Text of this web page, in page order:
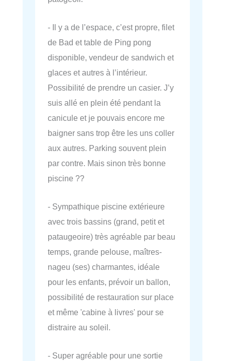
- Il y a de l’espace, c’est propre, filet
de Bad et table de Ping pong
disponible, vendeur de sandwich et
glaces et autres à l’intérieur.
Possibilité de prendre un casier. J’y
suis allé en plein été pendant la
canicule et je pouvais encore me
baigner sans trop être les uns coller
aux autres. Parking souvent plein
par contre. Mais sinon très bonne
piscine ??
- Sympathique piscine extérieure
avec trois bassins (grand, petit et
pataugeoire) très agréable par beau
temps, grande pelouse, maîtres-
nageu (ses) charmantes, idéale
pour les enfants, prévoir un ballon,
possibilité de restauration sur place
et même 'cabine à livres' pour se
distraire au soleil.
- Super agréable pour une sortie